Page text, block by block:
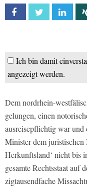
Facebook Twitter
Ich bin damit
angezeigt werden.
Dem nordrhein-
gelungen, einen
ausreisepflichtig war
Minister dem juristischen
Herkunftsland‘ nicht bis
gesamte Rechtsstaat
zigtausendfache